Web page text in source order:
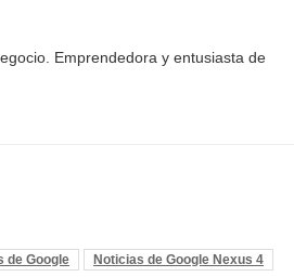
Emprendedora y entusiasta de
de Google
Noticias de Google Nexus 4